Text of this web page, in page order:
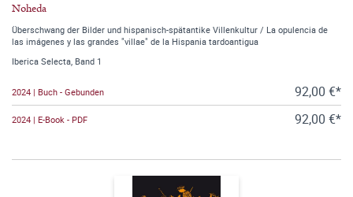
Noheda
Überschwang der Bilder und hispanisch-spätantike Villenkultur / La opulencia de
las imágenes y las grandes "villae" de la Hispania tardoantigua
Iberica Selecta, Band 1
2024 | Buch - Gebunden 92,00 €*
2024 | E-Book - PDF 92,00 €*